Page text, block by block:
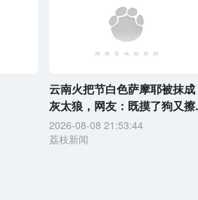
云南火把节白色萨摩耶被抹成
灰太狼，网友：既摸了狗又擦
2026-08-08 21:53:44
荔枝新闻